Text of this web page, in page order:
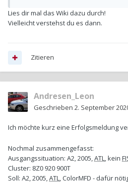
Lies dir mal das Wiki dazu durch!
Vielleicht verstehst du es dann.
Zitieren
Andresen_Leon
Geschrieben 2. September
Ich möchte kurz eine Erfolgsmeldung
Nochmal zusammengefasst:
Ausgangssituation: A2, 2005,ATL, kein
Cluster: 8Z0 920 900T
Soll: A2, 2005,ATL, ColorMFD - dafür